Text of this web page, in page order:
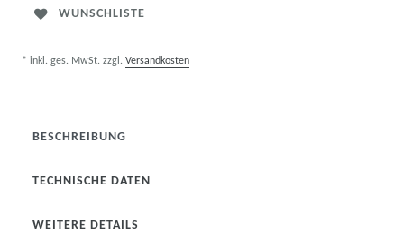
WUNSCHLISTE
* inkl. ges. MwSt. zzgl. Versandkosten
BESCHREIBUNG
TECHNISCHE DATEN
WEITERE DETAILS